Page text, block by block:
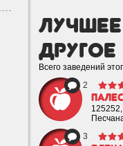
лучшее
Другое
Всего заведений
2
3